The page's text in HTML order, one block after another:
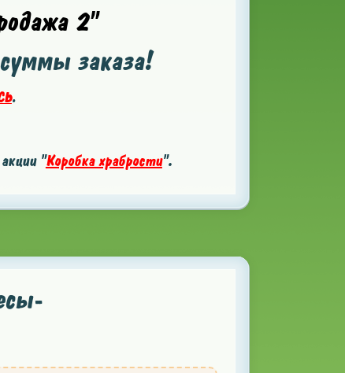
2"
заказа!
.
"Коробка храбрости".